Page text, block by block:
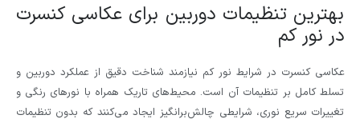
بهترین تنظیمات دوربین برای عکاسی کنسرت
در نور کم
عکاسی کنسرت در شرایط نور کم نیازمند شناخت دقیق از عملکرد دوربین و
تسلط کامل بر تنظیمات آن است. محیط‌های تاریک همراه با نورهای رنگی و
تغییرات سریع نوری، شرایطی چالش‌برانگیز ایجاد می‌کنند که بدون تنظیمات